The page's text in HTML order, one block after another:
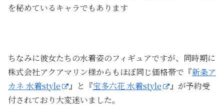
を秘めているキャラでもあります
ちなみに彼女たちの水着姿のフィギュアですが、同時期に
株式会社アクアマリン様からもほぼ同じ価格帯で『新条ア
カネ 水着style
』と『宝多六花 水着style
』が予約受
付されており大変迷いました。